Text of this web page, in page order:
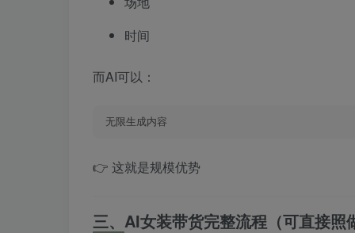
时间
而AI可以：
无限生成内容
👉 这就是规模优势
三、AI女装带货完整流程（可直接照